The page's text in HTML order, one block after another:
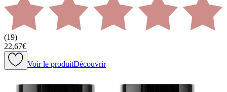
(19)
22,67€
Voir le produitDécouvrir